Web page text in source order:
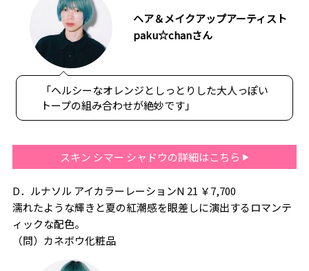
ヘア＆メイクアップアーティスト
paku☆chanさん
「ヘルシーなオレンジとしっとりした大人っぽい
トープの組み合わせが絶妙です」
スキン シマー シャドウの詳細はこちら
D．ルナソル アイカラーレーションN 21 ￥7,700
濡れたような輝きと夏の紅潮感を眼差しに演出するロマンテ
ィックな配色。
（問）カネボウ化粧品